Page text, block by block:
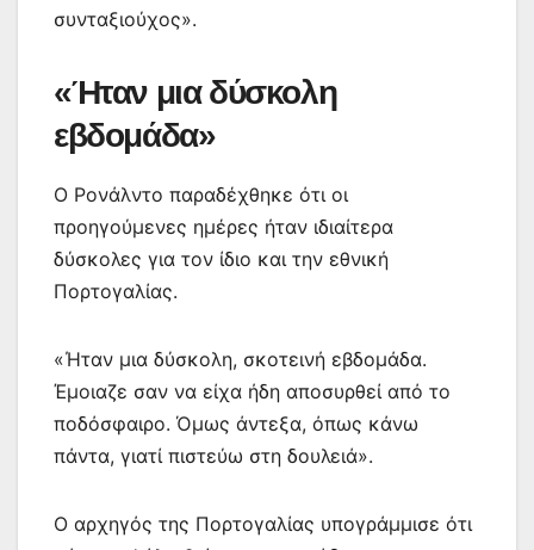
συνταξιούχος».
«Ήταν μια δύσκολη
εβδομάδα»
Ο Ρονάλντο παραδέχθηκε ότι οι
προηγούμενες ημέρες ήταν ιδιαίτερα
δύσκολες για τον ίδιο και την εθνική
Πορτογαλίας.
«Ήταν μια δύσκολη, σκοτεινή εβδομάδα.
Έμοιαζε σαν να είχα ήδη αποσυρθεί από το
ποδόσφαιρο. Όμως άντεξα, όπως κάνω
πάντα, γιατί πιστεύω στη δουλειά».
Ο αρχηγός της Πορτογαλίας υπογράμμισε ότι